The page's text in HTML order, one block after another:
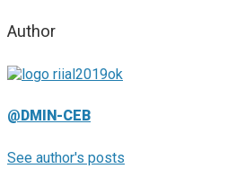
Author
@DMIN-CEB
See author's posts